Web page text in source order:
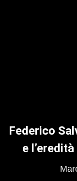
Federico
e